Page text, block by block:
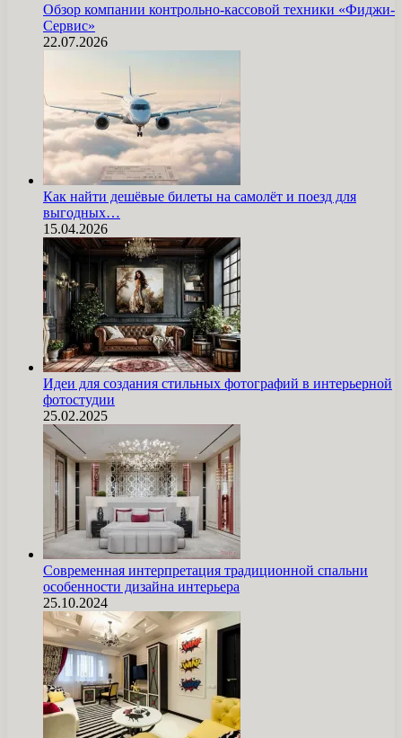
Обзор компании контрольно-кассовой техники «Фиджи-
Сервис»
22.07.2026
Как найти дешёвые билеты на самолёт и поезд для
выгодных…
15.04.2026
Идеи для создания стильных фотографий в интерьерной
фотостудии
25.02.2025
Современная интерпретация традиционной спальни
особенности дизайна интерьера
25.10.2024